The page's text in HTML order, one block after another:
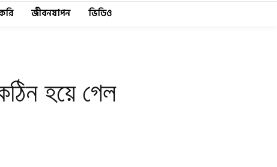
জীবনযাপন ভিডিও
হয়ে গেল